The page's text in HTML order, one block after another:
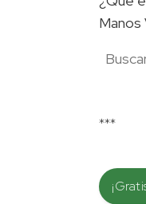
Manos
***